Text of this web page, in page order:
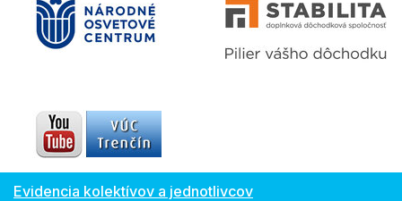
Evidencia kolektívov a jednotlivcov